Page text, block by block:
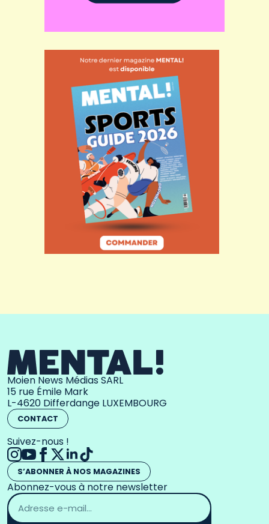
Moien News Médias SARL
15 rue Émile Mark
L-4620 Differdange LUXEMBOURG
CONTACT
Suivez-nous !
S’ABONNER À NOS MAGAZINES
Abonnez-vous à notre newsletter
Adresse
email
*